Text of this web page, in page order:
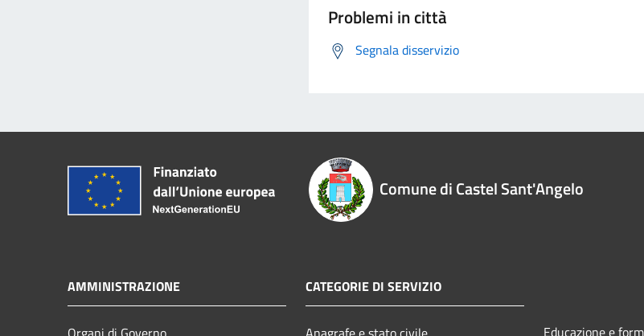
Problemi in città
Segnala disservizio
Comune di Castel Sant'Angelo
AMMINISTRAZIONE CATEGORIE DI SERVIZIO
Educazione e